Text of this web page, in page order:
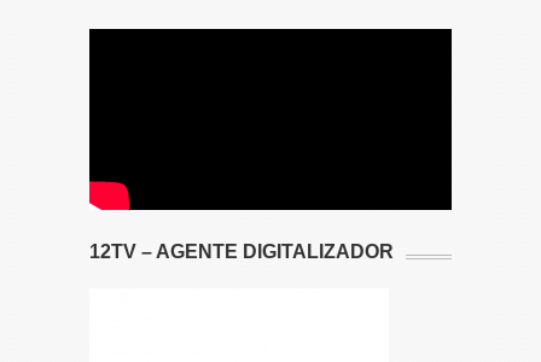
12TV – AGENTE DIGITALIZADOR